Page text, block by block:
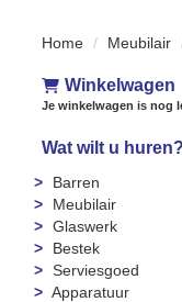
Home Meubilair
Winkelwagen
Je winkelwagen is nog
Wat wilt u huren?
Barren
Meubilair
Glaswerk
Bestek
Serviesgoed
Apparatuur